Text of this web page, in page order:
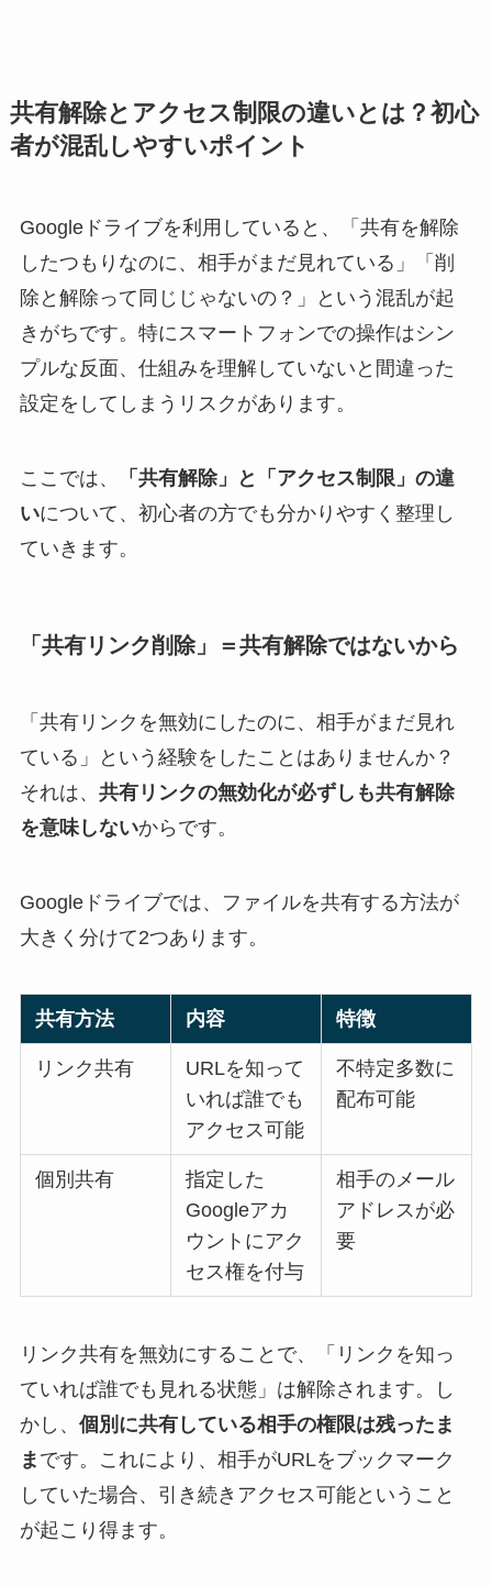
共有解除とアクセス制限の違いとは？初心
者が混乱しやすいポイント
Googleドライブを利用していると、「共有を解除
したつもりなのに、相手がまだ見れている」「削
除と解除って同じじゃないの？」という混乱が起
きがちです。特にスマートフォンでの操作はシン
プルな反面、仕組みを理解していないと間違った
設定をしてしまうリスクがあります。
ここでは、
「共有解除」と「アクセス制限」の違
いについて、初心者の方でも分かりやすく整理し
ていきます。
「共有リンク削除」＝共有解除ではないから
「共有リンクを無効にしたのに、相手がまだ見れ
ている」という経験をしたことはありませんか？
それは、 共有リンクの無効化が必ずしも共有解除
を意味しないからです。
Googleドライブでは、ファイルを共有する方法が
大きく分けて2つあります。
共有方法 内容 特徴
リンク共有
URLを知って
いれば誰でも
アクセス可能
不特定多数に
配布可能
個別共有
指定した
Googleアカ
ウントにアク
セス権を付与
相手のメール
アドレスが必
要
リンク共有を無効にすることで、「リンクを知っ
ていれば誰でも見れる状態」は解除されます。し
かし、 個別に共有している相手の権限は残ったま
ま です。これにより、相手がURLをブックマーク
していた場合、引き続きアクセス可能ということ
が起こり得ます。